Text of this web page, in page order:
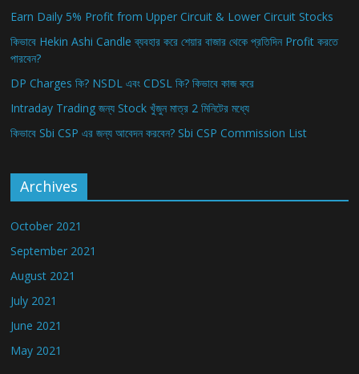
Earn Daily 5% Profit from Upper Circuit & Lower Circuit Stocks
কিভাবে Hekin Ashi Candle ব্যবহার করে শেয়ার বাজার থেকে প্রতিদিন Profit করতে
পারবেন?
DP Charges কি? NSDL এবং CDSL কি? কিভাবে কাজ করে
Intraday Trading জন্য Stock খুঁজুন মাত্র 2 মিনিটের মধ্যে
কিভাবে Sbi CSP এর জন্য আবেদন করবেন? Sbi CSP Commission List
Archives
October 2021
September 2021
August 2021
July 2021
June 2021
May 2021